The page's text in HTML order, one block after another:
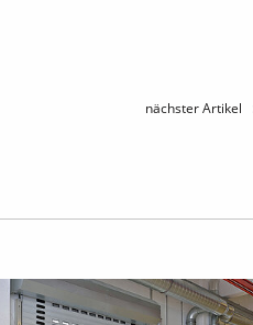
nächster Artikel